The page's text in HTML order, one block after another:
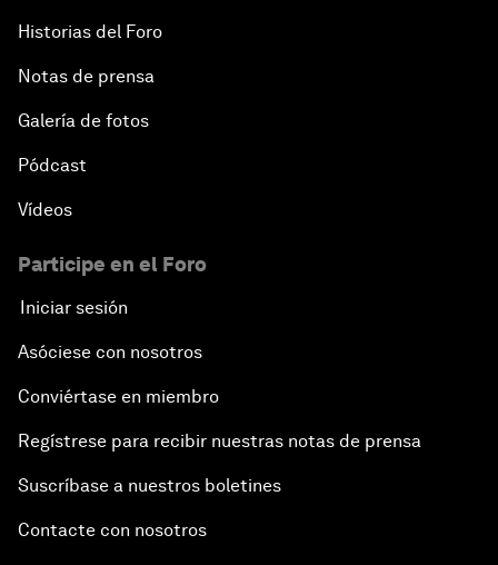
Historias del Foro
Notas de prensa
Galería de fotos
Pódcast
Vídeos
Participe en el Foro
Iniciar sesión
Asóciese con nosotros
Conviértase en miembro
Regístrese para recibir nuestras notas de prensa
Suscríbase a nuestros boletines
Contacte con nosotros